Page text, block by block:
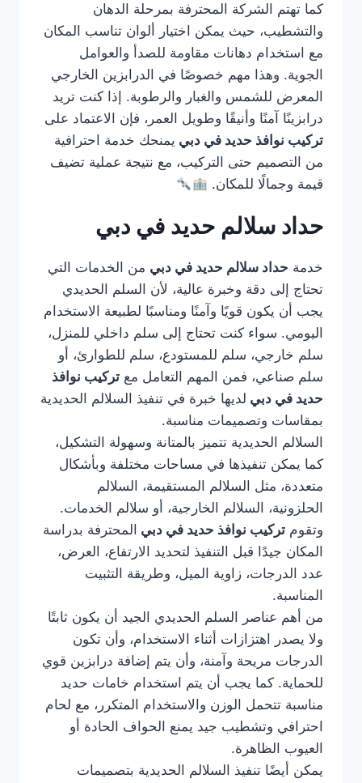
كما تهتم الشركة المحترفة بمرحلة الدهان
والتشطيب، حيث يمكن اختيار ألوان تناسب المكان
مع استخدام دهانات مقاومة للصدأ والعوامل
الجوية. وهذا مهم خصوصًا في الدرابزين الخارجي
المعرض للشمس والغبار والرطوبة. إذا كنت تريد
درابزينًا آمنًا وأنيقًا وطويل العمر، فإن الاعتماد على
تركيب نوافذ حديد في دبي يمنحك خدمة احترافية
من التصميم حتى التركيب، مع نتيجة عملية تضيف
قيمة وجمالًا للمكان.
حداد سلالم حديد في دبي
خدمة حداد سلالم حديد في دبي من الخدمات التي
تحتاج إلى دقة وخبرة عالية، لأن السلم الحديدي
يجب أن يكون قويًا وآمنًا ومناسبًا لطبيعة الاستخدام
اليومي. سواء كنت تحتاج إلى سلم داخلي للمنزل،
سلم خارجي، سلم للمستودع، سلم للطوارئ، أو
سلم صناعي، فمن المهم التعامل مع تركيب نوافذ
حديد في دبي لديها خبرة في تنفيذ السلالم الحديدية
بمقاسات وتصميمات مناسبة.
السلالم الحديدية تتميز بالمتانة وسهولة التشكيل،
كما يمكن تنفيذها في مساحات مختلفة وبأشكال
متعددة، مثل السلالم المستقيمة، السلالم
الحلزونية، السلالم الخارجية، أو سلالم الخدمات.
وتقوم تركيب نوافذ حديد في دبي المحترفة بدراسة
المكان جيدًا قبل التنفيذ لتحديد الارتفاع، العرض،
عدد الدرجات، زاوية الميل، وطريقة التثبيت
المناسبة.
من أهم عناصر السلم الحديدي الجيد أن يكون ثابتًا
ولا يصدر اهتزازات أثناء الاستخدام، وأن تكون
الدرجات مريحة وآمنة، وأن يتم إضافة درابزين قوي
للحماية. كما يجب أن يتم استخدام خامات حديد
مناسبة تتحمل الوزن والاستخدام المتكرر، مع لحام
احترافي وتشطيب جيد يمنع الحواف الحادة أو
العيوب الظاهرة.
يمكن أيضًا تنفيذ السلالم الحديدية بتصميمات